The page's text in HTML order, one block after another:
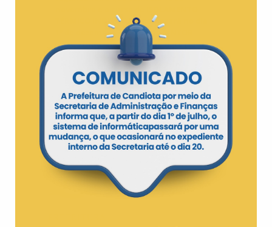
TÉRMICO INDUSTRIAL começará no dia
1º de dezembro. O curso de PINTOR
INDUSTRIAL ainda não tem data (será
confirmado nos próximos dias).